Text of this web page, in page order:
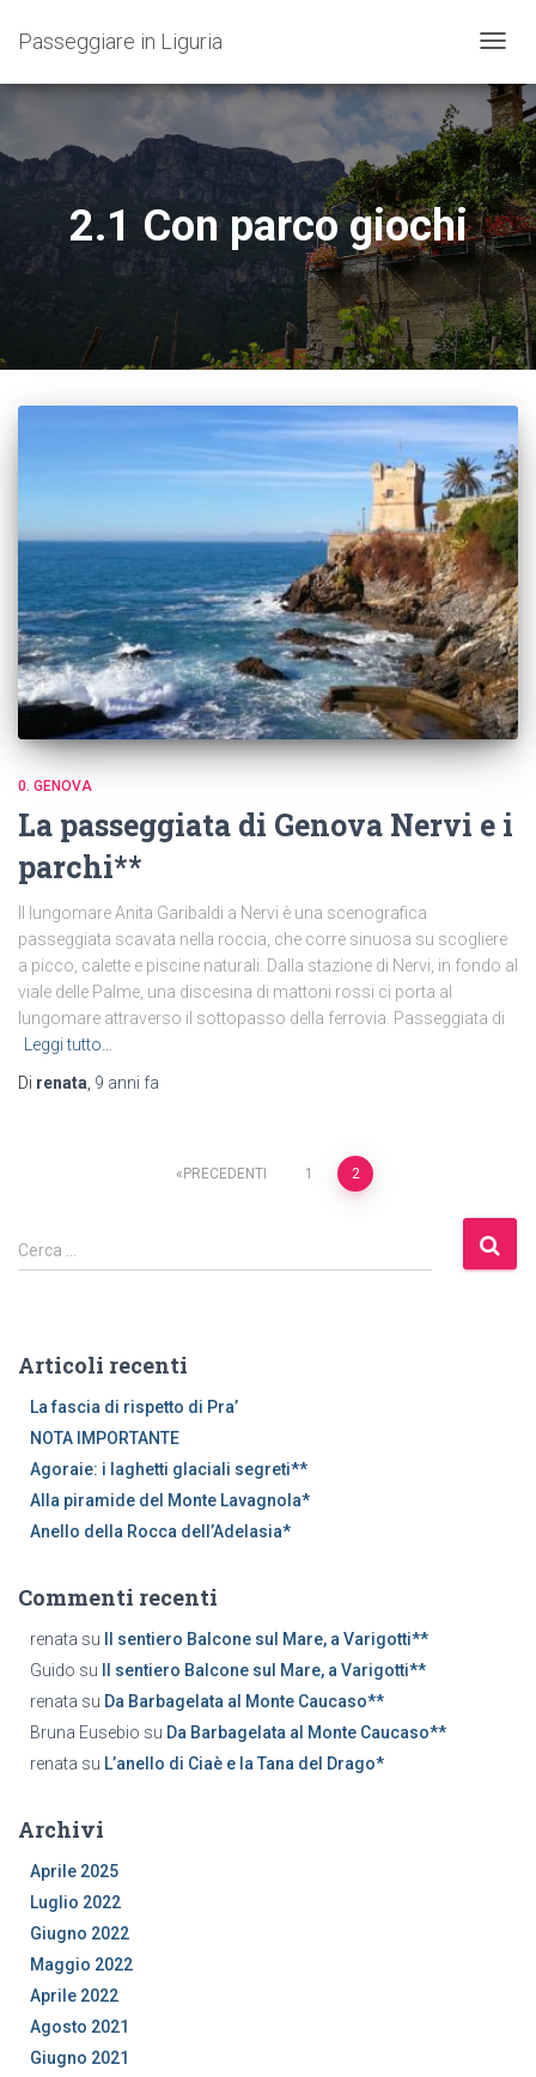
Passeggiare in Liguria
2.1 Con parco giochi
0. GENOVA
La passeggiata di Genova Nervi e i
parchi**
Il lungomare Anita Garibaldi a Nervi è una scenografica
passeggiata scavata nella roccia, che corre sinuosa su scogliere
a picco, calette e piscine naturali. Dalla stazione di Nervi, in fondo al
viale delle Palme, una discesina di mattoni rossi ci porta al
lungomare attraverso il sottopasso della ferrovia. Passeggiata di
Leggi tutto…
Di renata 9 anni fa
Navigazione
articoli
PRECEDENTI 1 2
R
i
c
Cerca …
Articoli recenti
La fascia di rispetto di Pra’
NOTA IMPORTANTE
Agoraie: i laghetti glaciali segreti**
Alla piramide del Monte Lavagnola*
Anello della Rocca dell’Adelasia*
Commenti recenti
renata su
Il sentiero Balcone sul Mare, a Varigotti**
Guido su
Il sentiero Balcone sul Mare, a Varigotti**
renata su Da Barbagelata al Monte Caucaso**
Bruna Eusebio su Da Barbagelata al Monte Caucaso**
renata su L’anello di Ciaè e la Tana del Drago*
Archivi
Aprile 2025
Luglio 2022
Giugno 2022
Maggio 2022
Aprile 2022
Agosto 2021
Giugno 2021